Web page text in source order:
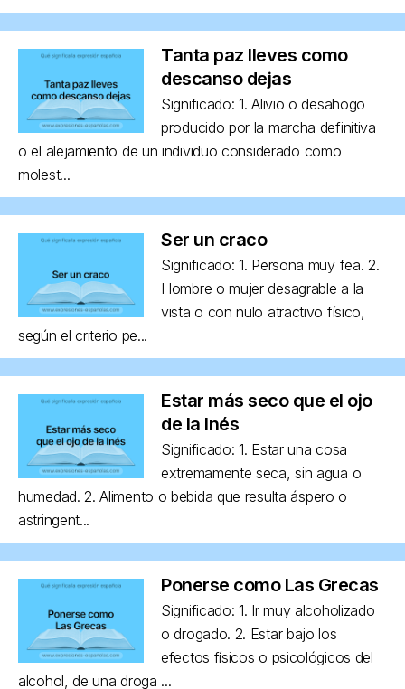
Tanta paz lleves como
descanso dejas
Significado: 1. Alivio o desahogo
producido por la marcha definitiva
o el alejamiento de un individuo considerado como
molest...
Ser un craco
Significado: 1. Persona muy fea. 2.
Hombre o mujer desagrable a la
vista o con nulo atractivo físico,
según el criterio pe...
Estar más seco que el ojo
de la Inés
Significado: 1. Estar una cosa
extremamente seca, sin agua o
humedad. 2. Alimento o bebida que resulta áspero o
astringent...
Ponerse como Las Grecas
Significado: 1. Ir muy alcoholizado
o drogado. 2. Estar bajo los
efectos físicos o psicológicos del
alcohol, de una droga ...